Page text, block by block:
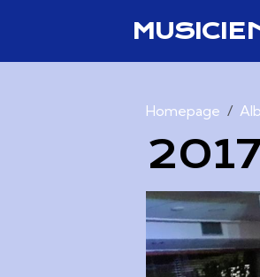
Homepage